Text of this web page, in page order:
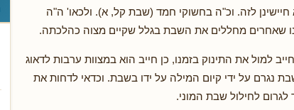
לזה. וכ"ה בחשוקי חמד (שבת קל, א). ולכאו' ה"ה
שאחרים מחללים את השבת בגלל שקיים מצוה כהלכתה.
למול את התינוק בזמנו, כן חייב הוא במצוות ערבות לדאוג
נגרם על ידי קיום המילה על ידו בשבת. וכדאי לדחות את
לחילול שבת המוני.